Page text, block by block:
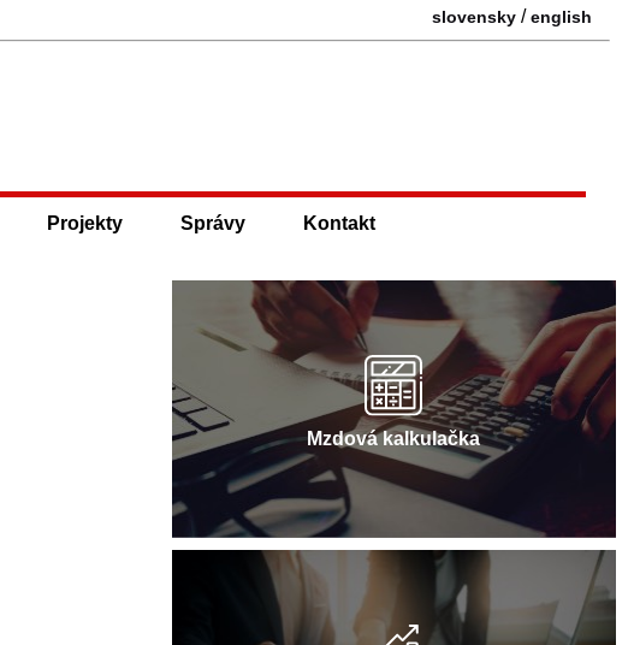
slovensky /english
Projekty Správy Kontakt
Mzdová kalkulačka